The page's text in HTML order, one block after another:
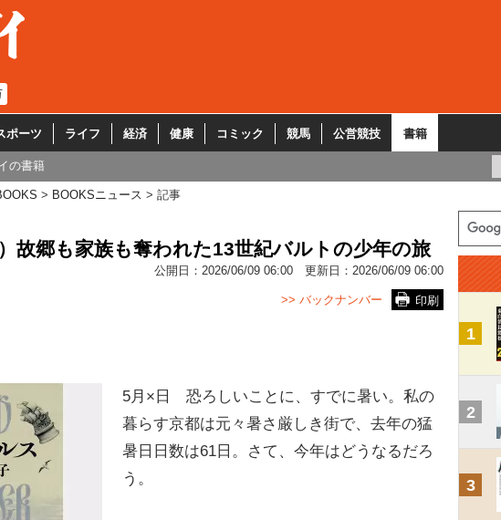
ポーツ ライフ 経済 健康 コミック 競馬 公営競技 書籍
の書籍
BOOKSニュース 記事
故郷も家族も奪われた13世紀バルトの少年の旅
公開日： 2026/06/09 06:00 更新日： 2026/06/09 06:00
印刷
>> バックナンバー
5月×日 恐ろしいことに、すでに暑い。私の
暮らす京都は元々暑さ厳しき街で、去年の猛
暑日日数は61日。さて、今年はどうなるだろ
う。
1
2
3